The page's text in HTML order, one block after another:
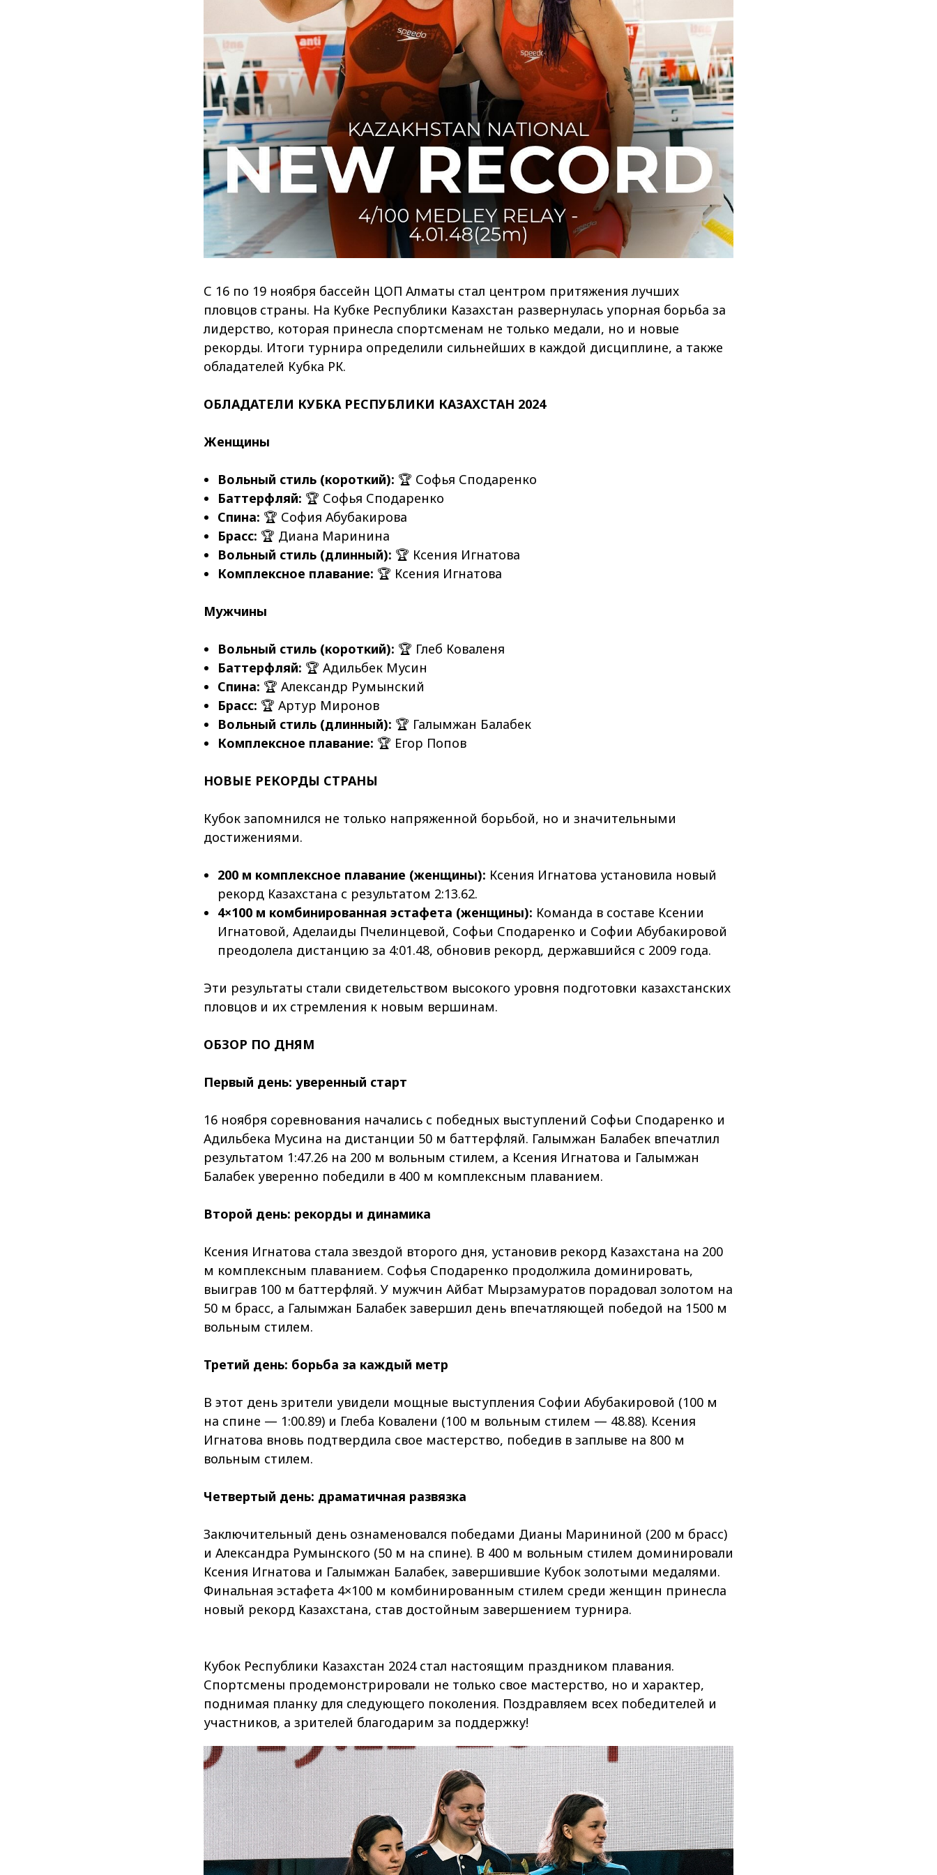
С 16 по 19 ноября бассейн ЦОП Алматы стал центром притяжения лучших
пловцов страны. На Кубке Республики Казахстан развернулась упорная борьба за
лидерство, которая принесла спортсменам не только медали, но и новые
рекорды. Итоги турнира определили сильнейших в каждой дисциплине, а также
обладателей Кубка РК.
ОБЛАДАТЕЛИ КУБКА РЕСПУБЛИКИ КАЗАХСТАН 2024
Женщины
Вольный стиль (короткий): 🏆 Софья Сподаренко
Баттерфляй: 🏆 Софья Сподаренко
Спина: 🏆 София Абубакирова
Брасс: 🏆 Диана Маринина
Вольный стиль (длинный): 🏆 Ксения Игнатова
Комплексное плавание: 🏆 Ксения Игнатова
Мужчины
Вольный стиль (короткий): 🏆 Глеб Коваленя
Баттерфляй: 🏆 Адильбек Мусин
Спина: 🏆 Александр Румынский
Брасс: 🏆 Артур Миронов
Вольный стиль (длинный): 🏆 Галымжан Балабек
Комплексное плавание: 🏆 Егор Попов
НОВЫЕ РЕКОРДЫ СТРАНЫ
Кубок запомнился не только напряженной борьбой, но и значительными
достижениями.
200 м комплексное плавание (женщины): Ксения Игнатова установила новый
рекорд Казахстана с результатом 2:13.62.
4×100 м комбинированная эстафета (женщины): Команда в составе Ксении
Игнатовой, Аделаиды Пчелинцевой, Софьи Сподаренко и Софии Абубакировой
преодолела дистанцию за 4:01.48, обновив рекорд, державшийся с 2009 года.
Эти результаты стали свидетельством высокого уровня подготовки казахстанских
пловцов и их стремления к новым вершинам.
ОБЗОР ПО ДНЯМ
Первый день: уверенный старт
16 ноября соревнования начались с победных выступлений Софьи Сподаренко и
Адильбека Мусина на дистанции 50 м баттерфляй. Галымжан Балабек впечатлил
результатом 1:47.26 на 200 м вольным стилем, а Ксения Игнатова и Галымжан
Балабек уверенно победили в 400 м комплексным плаванием.
Второй день: рекорды и динамика
Ксения Игнатова стала звездой второго дня, установив рекорд Казахстана на 200
м комплексным плаванием. Софья Сподаренко продолжила доминировать,
выиграв 100 м баттерфляй. У мужчин Айбат Мырзамуратов порадовал золотом на
50 м брасс, а Галымжан Балабек завершил день впечатляющей победой на 1500 м
вольным стилем.
Третий день: борьба за каждый метр
В этот день зрители увидели мощные выступления Софии Абубакировой (100 м
на спине — 1:00.89) и Глеба Ковалени (100 м вольным стилем — 48.88). Ксения
Игнатова вновь подтвердила свое мастерство, победив в заплыве на 800 м
вольным стилем.
Четвертый день: драматичная развязка
Заключительный день ознаменовался победами Дианы Марининой (200 м брасс)
и Александра Румынского (50 м на спине). В 400 м вольным стилем доминировали
Ксения Игнатова и Галымжан Балабек, завершившие Кубок золотыми медалями.
Финальная эстафета 4×100 м комбинированным стилем среди женщин принесла
новый рекорд Казахстана, став достойным завершением турнира.
Кубок Республики Казахстан 2024 стал настоящим праздником плавания.
Спортсмены продемонстрировали не только свое мастерство, но и характер,
поднимая планку для следующего поколения. Поздравляем всех победителей и
участников, а зрителей благодарим за поддержку!